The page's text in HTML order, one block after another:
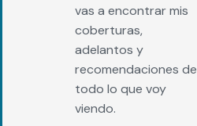
vas a encontrar mis
coberturas,
adelantos y
recomendaciones de
todo lo que voy
viendo.